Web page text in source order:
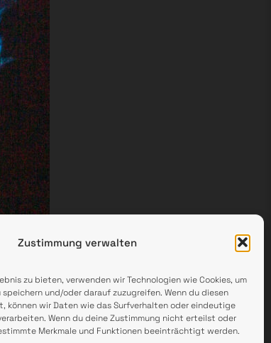
Zustimmung verwalten
zu bieten, verwenden wir Technologien wie Cookies, um
und/oder darauf zuzugreifen. Wenn du diesen
können wir Daten wie das Surfverhalten oder eindeutige
Wenn du deine Zustimmung nicht erteilst oder
Merkmale und Funktionen beeinträchtigt werden.